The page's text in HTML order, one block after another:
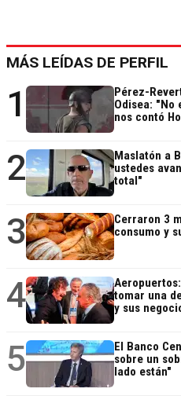
MÁS LEÍDAS DE PERFIL
1
Pérez-
Odisea: "No
nos contó
2
Maslatón a
ustedes
total"
3
Cerraron 3
consumo y
4
tomar una
y sus
5
El Banco
sobre un
lado están"